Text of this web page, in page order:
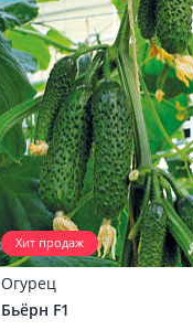
Хит продаж
Огурец
Бьёрн F1